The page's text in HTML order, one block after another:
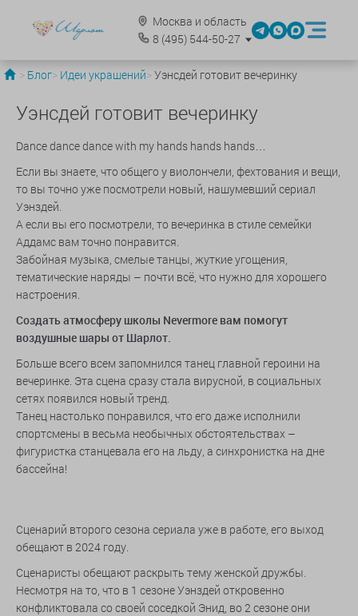
Москва и область
8 (495)544-50-27
Блог Идеи украшений Уэнсдей готовит вечеринку
Уэнсдей готовит вечеринку
Dance dance dance with my hands hands hands…
Если вы знаете, что общего у виолончели, фехтования и вещи,
то вы точно уже посмотрели новый, нашумевший сериал
Уэнздей.
А если вы его посмотрели, то вечеринка в стиле семейки
Аддамс вам точно понравится.
Забойная музыка, смелые танцы, жуткие угощения,
тематические наряды – почти всё, что нужно для хорошего
настроения.
Создать атмосферу школы Nevermore вам помогут
воздушные шары от Шарлот.
Больше всего всем запомнился танец главной героини на
вечеринке. Эта сцена сразу стала вирусной, в социальных
сетях появился новый тренд.
Танец настолько понравился, что его даже исполнили
спортсмены в весьма необычных обстоятельствах –
фигуристка станцевала его на льду, а синхронистка на дне
бассейна!
Сценарий второго сезона сериала уже в работе, его выход
обещают в 2024 году.
Сценаристы обещают раскрыть тему женской дружбы.
Несмотря на то, что в 1 сезоне Уэнздей откровенно
конфликтовала со своей соседкой Энид, во 2 сезоне они